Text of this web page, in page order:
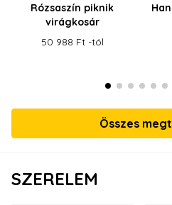
Rózsaszín piknik
virágkosár
50 988 Ft -tól
Összes
SZERELEM